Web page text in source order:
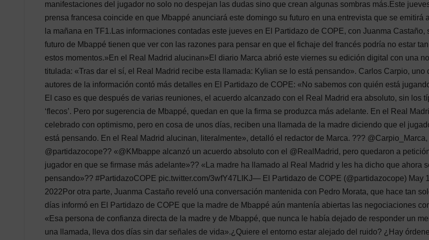
manifestaciones del jugador no solo no despejan las dudas sino que crean algunas sombras más.Este
prensa francesa coincide en que Mbappé anunciará este domingo su futuro en una entrevista que se emitirá
la mañana en TF1.Las informaciones contadas este jueves en El Partidazo de COPE, con Juanma Castaño,
futuro de Mbappé tienen que ver con las razones para pensar en que el fichaje del francés podría no estar
estos momentos.»En el Real Madrid alucinan»El diario Marca abrió este viernes su edición digital con una
titulada: «Tras dar el sí, el Real Madrid recibe esta llamada: Kylian se lo está pensando». Carlos Carpio, uno
autores de la información contó más detalles en El Partidazo de COPE: «No sabemos con quién está
El caso es que después de varias reuniones, el acuerdo alcanzado con el Real Madrid era absoluto, sin los
‘flecos’. Pero por sugerencia de Mbappé, quedan en que la firma se produzca más adelante. En el Real
celebrado con optimismo, pero en cosa de unos días, reciben una llamada de la madre diciendo que el
está pensando. En el Real Madrid alucinan, literalmente», detalló el redactor de Marca. ??? @Carpio_Marca,
@partidazocope?? «@KMbappe alcanzó un acuerdo absoluto con el @RealMadrid, pero quedaron a
jugador en que se firmase más adelante»?? «La madre ha llamado al Real Madrid y les ha dicho que ahora
pensando»?? #PartidazoCOPE pic.twitter.com/3wfY47LIKJ— El Partidazo de COPE (@partidazocope) May
2022Por otra parte, Juanma Castaño reveló una conversación mantenida con Pedro Morata, que hace tan
días informó en El Partidazo de COPE que la madre de Mbappé aún mantenía abiertas las negociaciones
«Esa persona de confianza directa de la madre y de Mbappé, que nunca le había dejado de responder un
una llamada, lleva dos días sin dar señales de vida».¿Quiere el entorno estar alejado del ruido? ¿Hay